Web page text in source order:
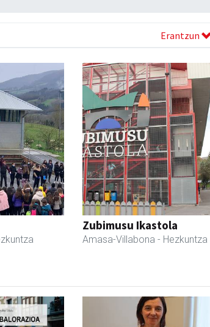
Erantzun
Zubimusu Ikastola
Amasa-Villabona - Hezkuntza